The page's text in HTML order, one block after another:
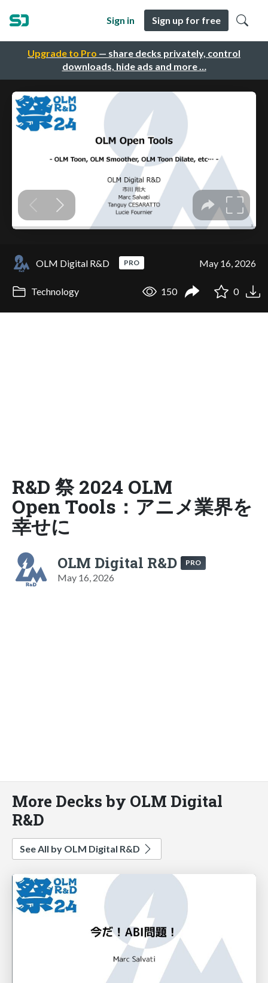
Upgrade to Pro — share decks privately, control
downloads, hide ads and more …
Sign in Sign up for free
OLM Digital R&D PRO May 16, 2026
Technology 150 0
R&D 祭 2024 OLM
Open Tools：アニメ業界を
幸せに
OLM Digital R&D PRO
May 16, 2026
More Decks by OLM Digital
R&D
See All by OLM Digital R&D